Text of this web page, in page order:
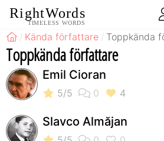
RightWords
TIMELESS WORDS
Kända författare Toppkända
Toppkända författare
Emil Cioran
Slavco Almăjan